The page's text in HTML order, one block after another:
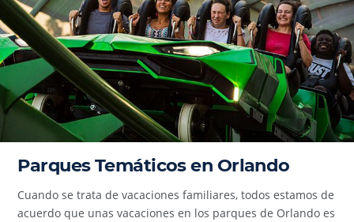
Parques Temáticos en Orlando
Cuando se trata de vacaciones familiares, todos estamos de
acuerdo que unas vacaciones en los parques de Orlando es